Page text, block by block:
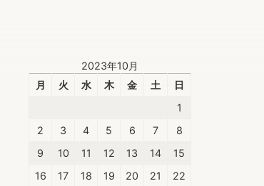
2023年10月
月
火 水 木 金 土
日
1
2
3 4 5 6 7
8
9
10 11 12 13 14
15
16
17 18 19 20 21
22